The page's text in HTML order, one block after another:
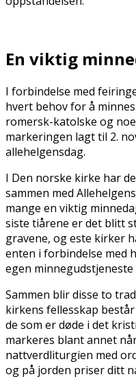
En viktig
I forbindelse med
hvert behov for å
romersk-katolske og
markeringen lagt til 2.
allehelgensdag.
I Den norske kirke har
sammen med
mange en viktig
siste tiårene er det blitt
gravene, og fleste kirker
enten i forbindelse med
egen
Sammen blir disse to
kirkens fellesskap
de som er døde i det
markeres blant annet
nattverdliturgien med
og på jorden priser ditt